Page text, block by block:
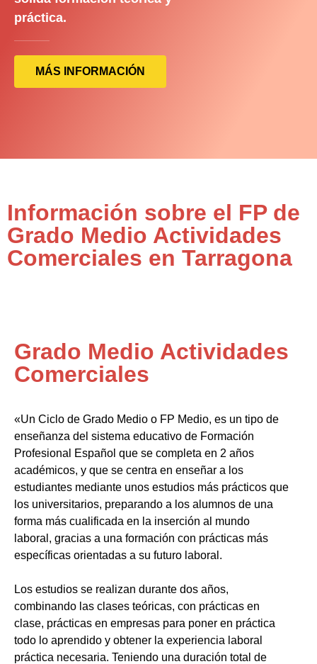
práctica.
MÁS INFORMACIÓN
Información sobre el FP de
Grado Medio Actividades
Comerciales en Tarragona
Grado Medio Actividades
Comerciales
«Un Ciclo de Grado Medio o FP Medio, es un tipo de
enseñanza del sistema educativo de Formación
Profesional Español que se completa en 2 años
académicos, y que se centra en enseñar a los
estudiantes mediante unos estudios más prácticos que
los universitarios, preparando a los alumnos de una
forma más cualificada en la inserción al mundo
laboral, gracias a una formación con prácticas más
específicas orientadas a su futuro laboral.
Los estudios se realizan durante dos años,
combinando las clases teóricas, con prácticas en
clase, prácticas en empresas para poner en práctica
todo lo aprendido y obtener la experiencia laboral
práctica necesaria. Teniendo una duración total de